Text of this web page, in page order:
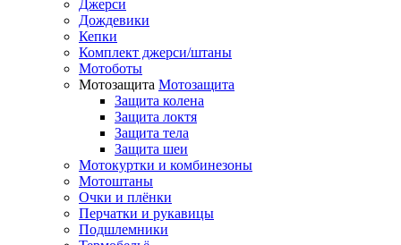
Джерси
Дождевики
Кепки
Комплект джерси/штаны
Мотоботы
Мотозащита Мотозащита
Защита колена
Защита локтя
Защита тела
Защита шеи
Мотокуртки и комбинезоны
Мотоштаны
Очки и плёнки
Перчатки и рукавицы
Подшлемники